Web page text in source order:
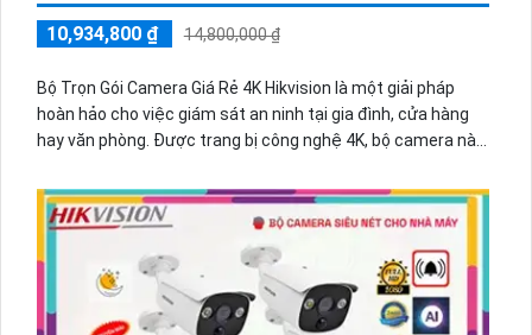
10,934,800 ₫ 14,800,000 ₫
Bộ Trọn Gói Camera Giá Rẻ 4K Hikvision là một giải pháp
hoàn hảo cho việc giám sát an ninh tại gia đình, cửa hàng
hay văn phòng. Được trang bị công nghệ 4K, bộ camera này
Điểm nổi bật của bộ camera này là khả năng chống nước,
được phát triển theo chuẩn IP67 ️🥈Đẳng cấp hơn cảcho
phép camera hoạt động ổn định và bền bỉ trong mọi điều
kiện thời tiết, từ mưa nắng cho đến gió lốc. Nét ưu điểm
của công nghệ ⁂khẳng địnhrằng bạn có thể giám sát an
toàn và liên tục mà không phải lo lắng về tác động từ môi